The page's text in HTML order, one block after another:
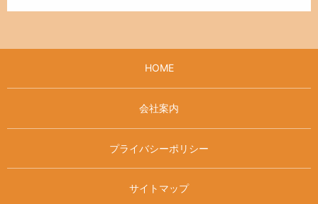
HOME
会社案内
プライバシーポリシー
サイトマップ